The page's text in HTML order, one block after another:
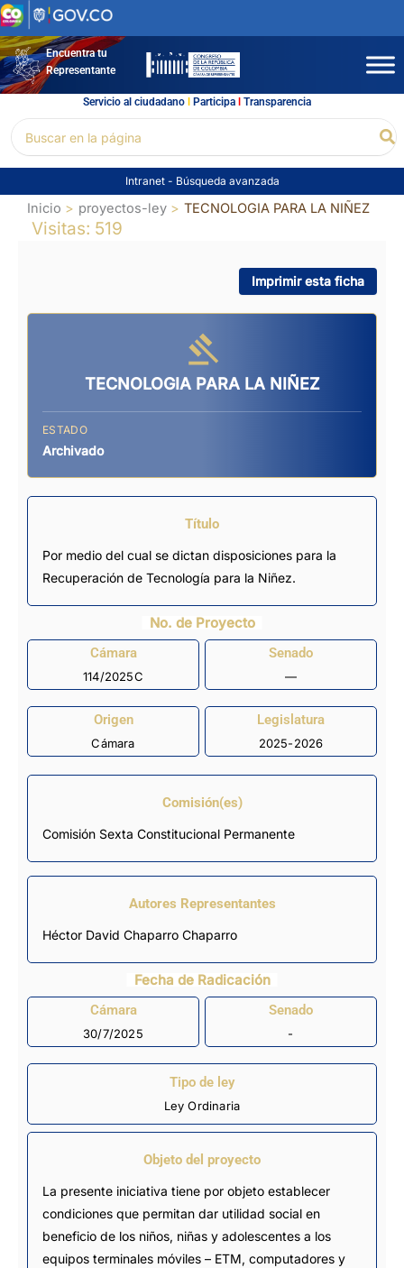
Ir
al
contenidoEncuentra tu
Representante
Servicio al ciudadano l Participal Transparencia
por:
Intranet - Búsqueda avanzada
Inicio proyectos-ley TECNOLOGIA PARA LA NIÑEZ
Visitas: 519
Imprimir esta ficha
TECNOLOGIA PARA LA NIÑEZ
ESTADO
Archivado
Título
Por medio del cual se dictan disposiciones para la
Recuperación de Tecnología para la Niñez.
No. de Proyecto
Cámara
114/2025C
Senado
—
Origen
Cámara
Legislatura
2025-2026
Comisión(es)
Comisión Sexta Constitucional Permanente
Autores Representantes
Héctor David Chaparro Chaparro
Fecha de Radicación
Cámara
30/7/2025
Senado
-
Tipo de ley
Ley Ordinaria
Objeto del proyecto
La presente iniciativa tiene por objeto establecer
condiciones que permitan dar utilidad social en
beneficio de los niños, niñas y adolescentes a los
equipos terminales móviles – ETM, computadores y